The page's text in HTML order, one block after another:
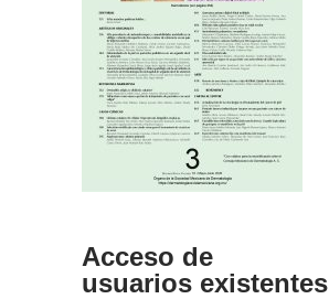
Acceso de
usuarios existentes